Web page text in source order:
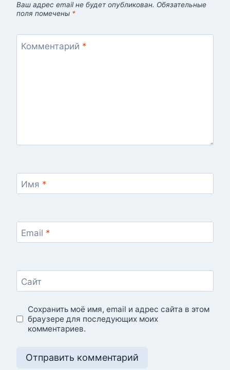
Ваш адрес email не будет опубликован. Обязательные
поля помечены *
Комментарий *
Имя *
Email *
Сайт
Сохранить моё имя, email и адрес сайта в этом
браузере для последующих моих
комментариев.